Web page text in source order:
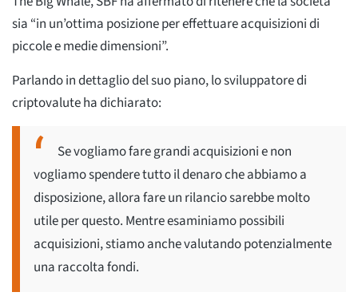
sia “in un’ottima posizione per effettuare acquisizioni di
piccole e medie dimensioni”.
Parlando in dettaglio del suo piano, lo sviluppatore di
criptovalute ha dichiarato:
Se vogliamo fare grandi acquisizioni e non
vogliamo spendere tutto il denaro che abbiamo a
disposizione, allora fare un rilancio sarebbe molto
utile per questo. Mentre esaminiamo possibili
acquisizioni, stiamo anche valutando potenzialmente
una raccolta fondi.